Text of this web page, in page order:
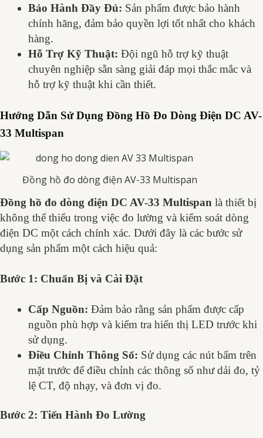
Bảo Hành Đầy Đủ: Sản phẩm được bảo hành
chính hãng, đảm bảo quyền lợi tốt nhất cho khách
hàng.
Hỗ Trợ Kỹ Thuật: Đội ngũ hỗ trợ kỹ thuật
chuyên nghiệp sẵn sàng giải đáp mọi thắc mắc và
hỗ trợ kỹ thuật khi cần thiết.
Hướng Dẫn Sử Dụng Đồng Hồ Đo Dòng Điện DC AV-
33 Multispan
Đồng hồ đo dòng điện AV-33 Multispan
Đồng hồ đo dòng điện DC AV-33 Multispan là thiết bị
không thể thiếu trong việc đo lường và kiểm soát dòng
điện DC một cách chính xác. Dưới đây là các bước sử
dụng sản phẩm một cách hiệu quả:
Bước 1: Chuẩn Bị và Cài Đặt
Cấp Nguồn: Đảm bảo rằng sản phẩm được cấp
nguồn phù hợp và kiểm tra hiển thị LED trước khi
sử dụng.
Điều Chỉnh Thông Số: Sử dụng các nút bấm trên
mặt trước để điều chỉnh các thông số như dải đo, tỷ
lệ CT, độ nhạy, và đơn vị đo.
Bước 2: Tiến Hành Đo Lường